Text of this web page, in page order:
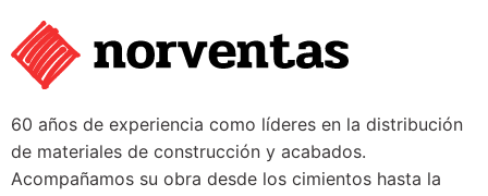
60 años de experiencia como líderes en la distribución
de materiales de construcción y acabados.
Acompañamos su obra desde los cimientos hasta la